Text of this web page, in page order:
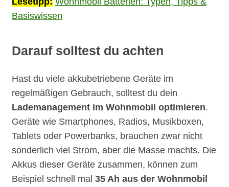
Basiswissen
Darauf solltest du achten
Hast du viele akkubetriebene Geräte im
regelmäßigen Gebrauch, solltest du dein
Lademanagement im Wohnmobil optimieren.
Geräte wie Smartphones, Radios, Musikboxen,
Tablets oder Powerbanks, brauchen zwar nicht
sonderlich viel Strom, aber die Masse machts. Die
Akkus dieser Geräte zusammen, können zum
Beispiel schnell mal 35 Ah aus der Wohnmobil